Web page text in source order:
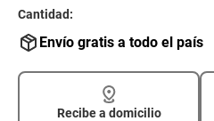
Cantidad:
Envío gratis a todo el país
Recibe a domicilio